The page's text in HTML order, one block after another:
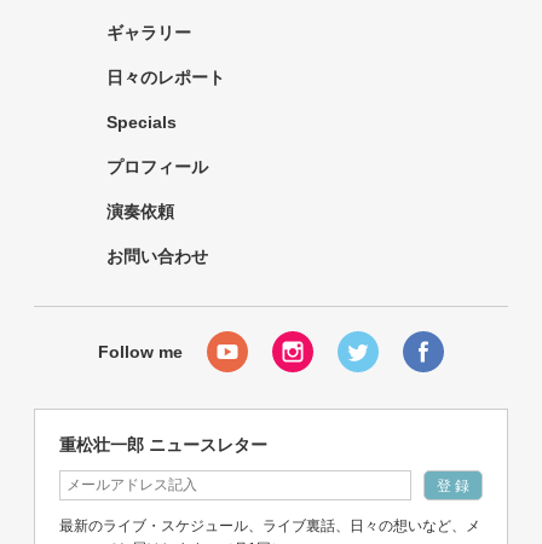
ギャラリー
日々のレポート
Specials
プロフィール
演奏依頼
お問い合わせ
重松壮一郎 ニュースレター
最新のライブ・スケジュール、ライブ裏話、日々の想いなど、メ